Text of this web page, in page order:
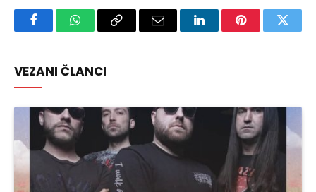
FacebookWhatsAppCopy
Email LinkedInPinterest
VEZANI ČLANCI